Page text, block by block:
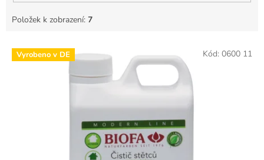
Položek k zobrazení: 7
V Vyrobeno v DE Kód: 0600 11